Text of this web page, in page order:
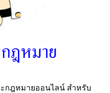
กฎหมายออนไลน์ สำหรับ